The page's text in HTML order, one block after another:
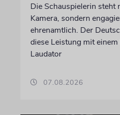
Die Schauspielerin steht
Kamera, sondern
ehrenamtlich. Der
diese Leistung mit
Laudator
07.08.2026